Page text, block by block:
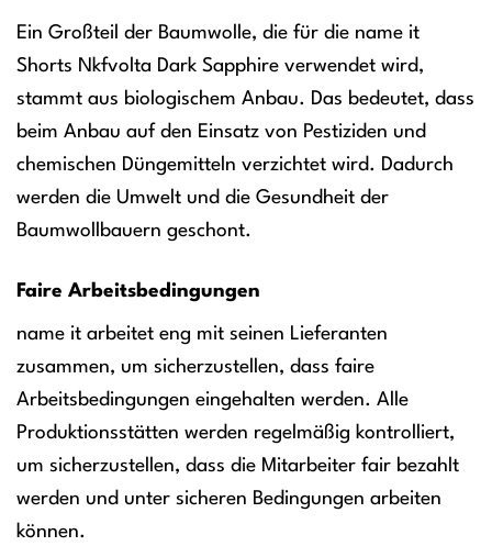
Ein Großteil der Baumwolle, die für die name it
Shorts Nkfvolta Dark Sapphire verwendet wird,
stammt aus biologischem Anbau. Das bedeutet, dass
beim Anbau auf den Einsatz von Pestiziden und
chemischen Düngemitteln verzichtet wird. Dadurch
werden die Umwelt und die Gesundheit der
Baumwollbauern geschont.
Faire Arbeitsbedingungen
name it arbeitet eng mit seinen Lieferanten
zusammen, um sicherzustellen, dass faire
Arbeitsbedingungen eingehalten werden. Alle
Produktionsstätten werden regelmäßig kontrolliert,
um sicherzustellen, dass die Mitarbeiter fair bezahlt
werden und unter sicheren Bedingungen arbeiten
können.